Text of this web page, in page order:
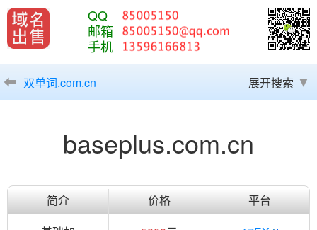
QQ
邮箱
手机
双单词.com.cn 展开搜索
baseplus.com.cn
简介 价格
平台